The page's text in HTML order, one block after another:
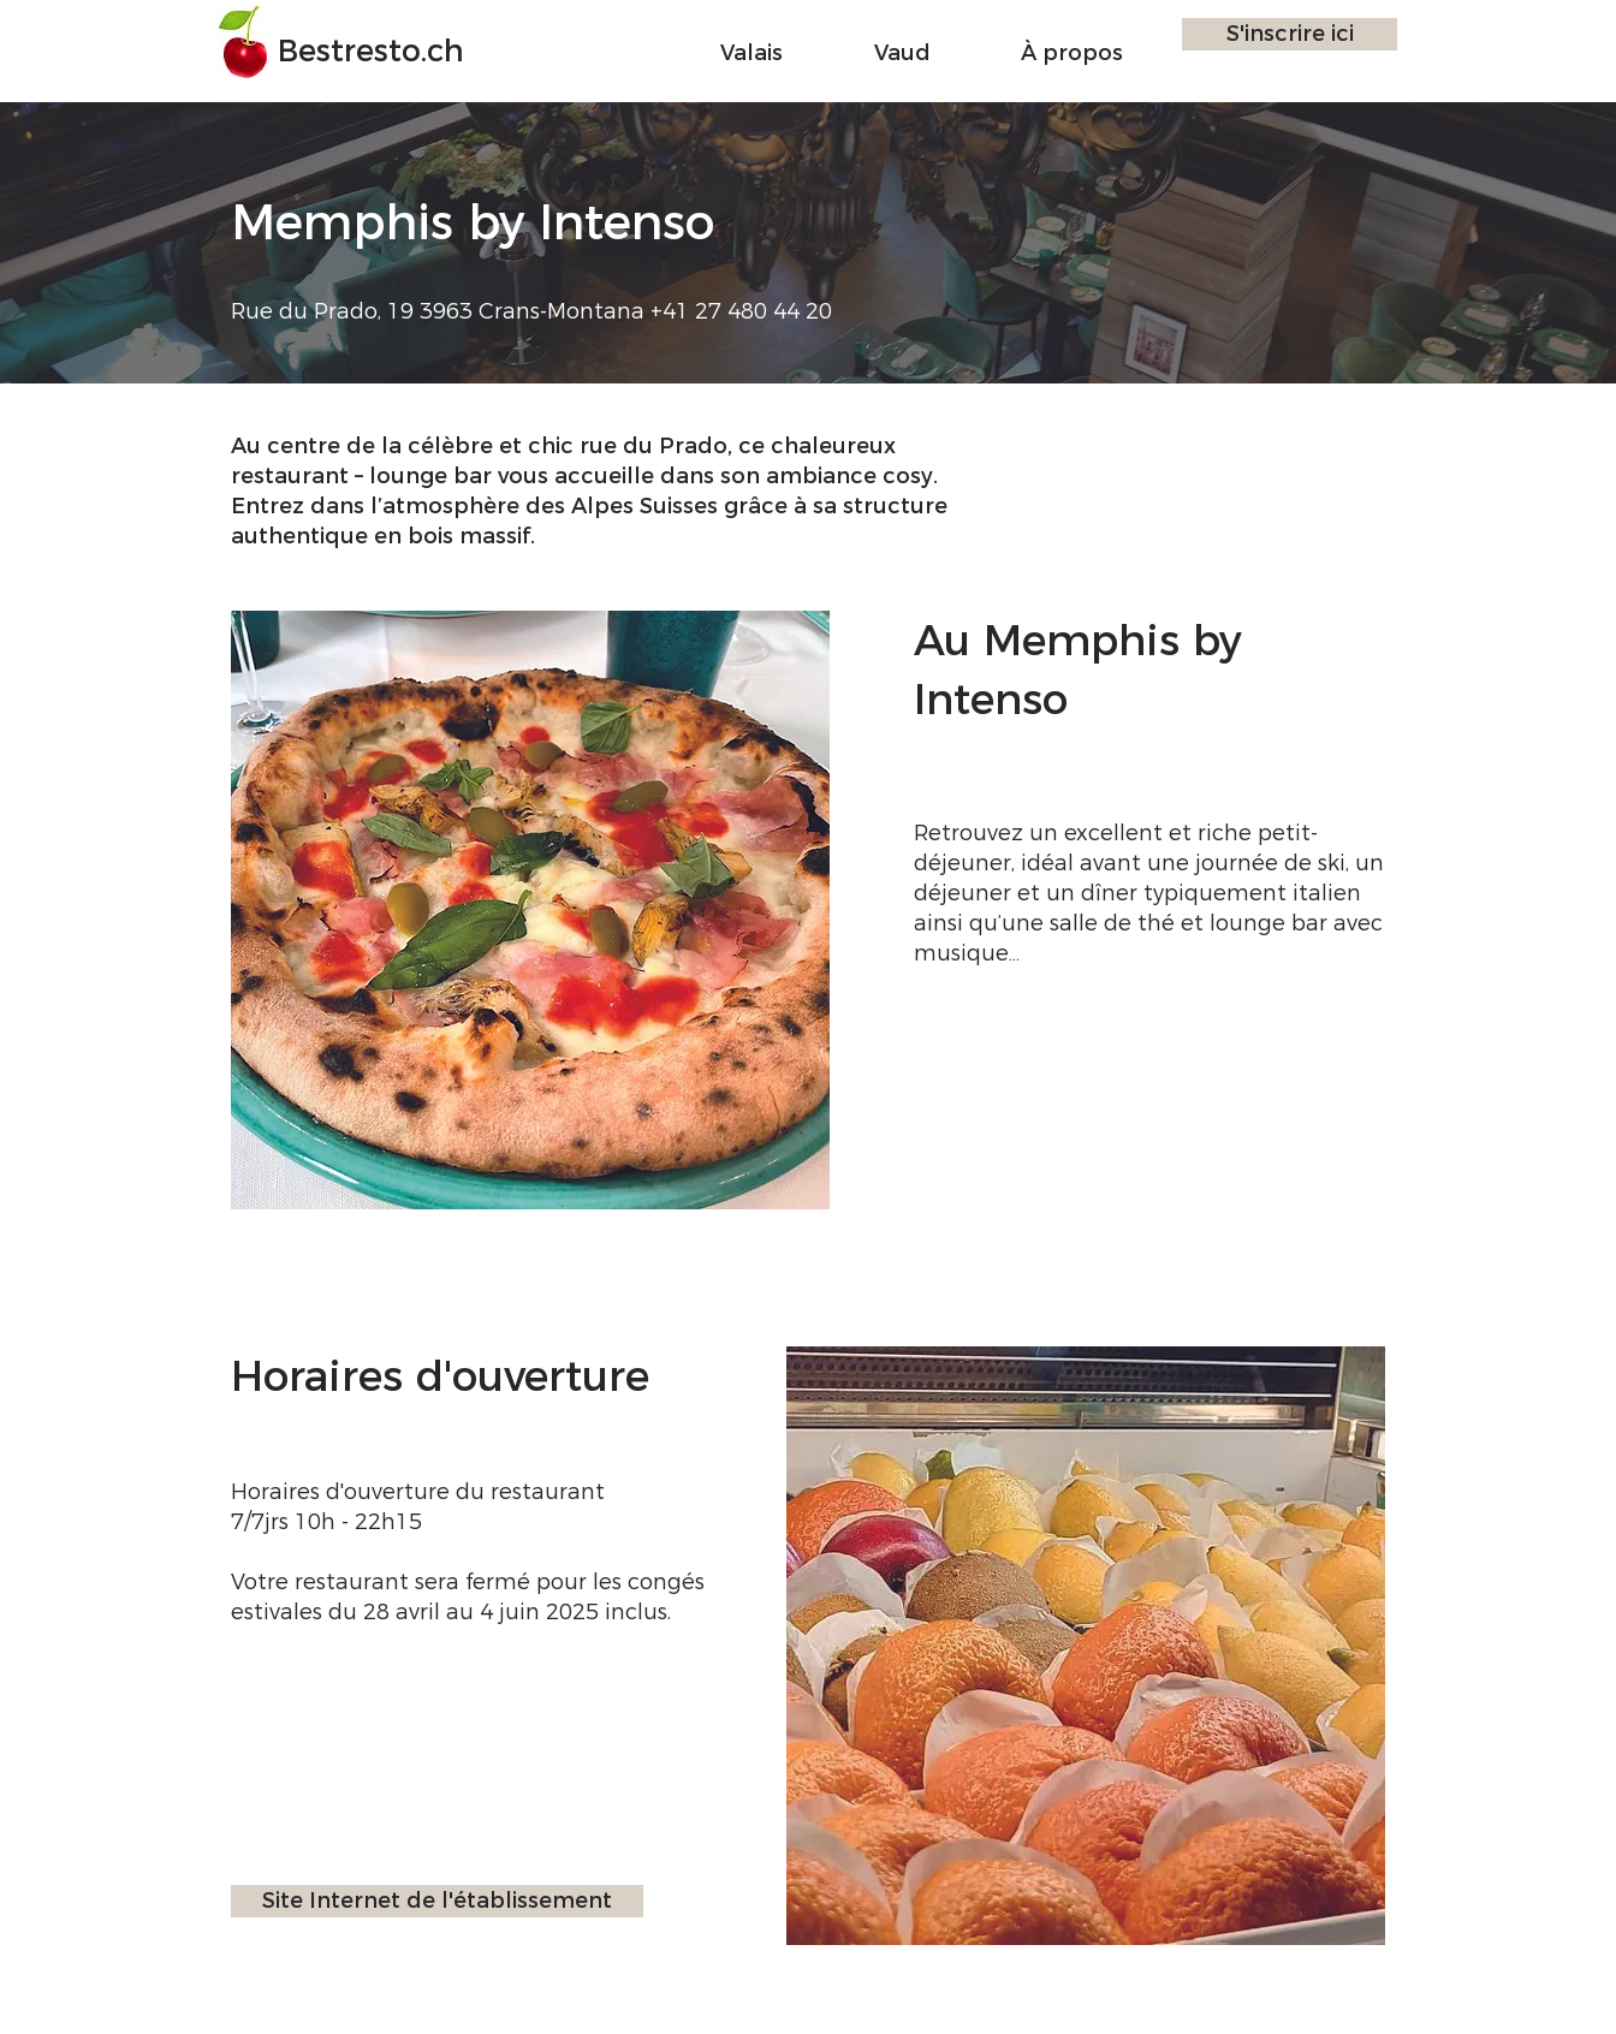
Bestresto.ch Valais Vaud À propos
S'inscrire ici
Memphis by Intenso
Rue du Prado, 19 3963 Crans-Montana +41 27 480 44 20
Au centre de la célèbre et chic rue du Prado, ce chaleureux
restaurant – lounge bar vous accueille dans son ambiance cosy.
Entrez dans l’atmosphère des Alpes Suisses grâce à sa structure
authentique en bois massif.
Au Memphis by
Intenso
Retrouvez un excellent et riche petit-
déjeuner, idéal avant une journée de ski, un
déjeuner et un dîner typiquement italien
ainsi qu’une salle de thé et lounge bar avec
musique…
Horaires d'ouverture
Horaires d'ouverture du restaurant
7/7jrs 10h - 22h15
Votre restaurant sera fermé pour les congés
estivales du 28 avril au 4 juin 2025 inclus.
Site Internet de l'établissement